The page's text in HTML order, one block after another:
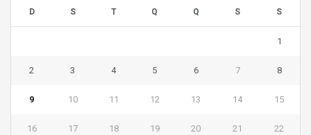
D S T Q Q S S
1
2 3 4 5 6 7 8
9 10 11 12 13 14 15
16 17 18 19 20 21 22